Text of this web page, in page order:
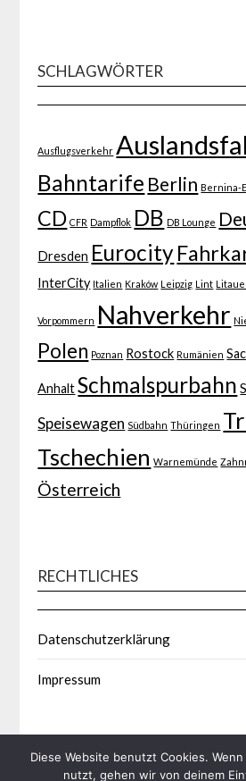
SCHLAGWÖRTER
Ausflugsverkehr
Bahntarife Berlin Bernina-
CD CFR Dampflok DB DB Lounge
Dresden Eurocity
InterCity Italien Kraków Leipzig Lint
Vorpommern Nahverkehr
Polen Poznan Rostock Rumänien
Anhalt Schmalspurbahn
Speisewagen Südbahn Thüringen
Tschechien Warnemünde
Österreich
RECHTLICHES
Datenschutzerklärung
Impressum
Diese Website benutzt Cookies.
nutzt, gehen wir von deinem